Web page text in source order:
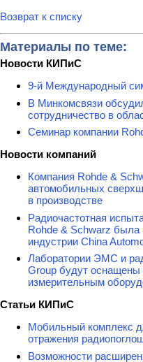
Возврат к списку
Материалы по теме:
Новости КИПиС
9-й Международный
В Минкомсвязи
сотрудничество в
Семинар компании
Новости компаний
Компания Rohde &
автомобильных
в производстве
Радиочастотная
Rohde & Schwarz
индустрии China
Лаборатории ЭМС и
Group будут
измерительным
Статьи КИПиС
Мобильный комплекс
отражения
Возможности